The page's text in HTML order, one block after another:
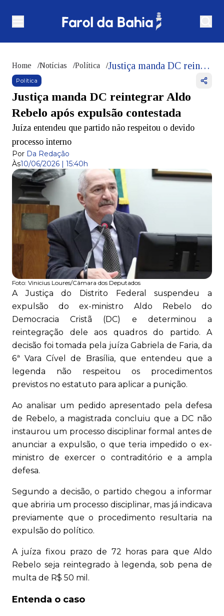
Home /Notícias /Política / Justiça manda DC reintegrar Aldo Rebelo após expulsão contestada
Política
Justiça manda DC reintegrar Aldo
Rebelo após expulsão contestada
Juíza entendeu que partido não respeitou o devido
processo interno
Por Da Redação
Às10/06/2026 | 15:40h
Foto: Vinicius Loures/Câmara dos Deputados
A Justiça do Distrito Federal suspendeu a
expulsão do ex-ministro Aldo Rebelo do
Democracia Cristã (DC) e determinou a
reintegração dele aos quadros do partido. A
decisão foi tomada pela juíza Gabriela de Faria, da
6ª Vara Cível de Brasília, que entendeu que a
legenda não respeitou os procedimentos
previstos no estatuto para aplicar a punição.
Ao analisar um pedido apresentado pela defesa
de Rebelo, a magistrada concluiu que a DC não
instaurou um processo disciplinar formal antes de
anunciar a expulsão, o que teria impedido o ex-
ministro de exercer o contraditório e a ampla
defesa.
Segundo a decisão, o partido chegou a informar
que abriria um processo disciplinar, mas já indicava
previamente que o procedimento resultaria na
expulsão do político.
A juíza fixou prazo de 72 horas para que Aldo
Rebelo seja reintegrado à legenda, sob pena de
multa de R$ 50 mil.
Entenda o caso